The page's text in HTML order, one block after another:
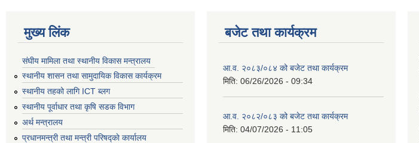
मुख्य लिंक
संघीय मामिला तथा स्थानीय विकास मन्त्रालय
स्थानीय शासन तथा सामुदायिक विकास कार्यक्रम
स्थानीय तहको लागि ICT ब्लग
स्थानीय पूर्वाधार तथा कृषि सडक विभाग
अर्थ मन्त्रालय
प्रधानमन्त्री तथा मन्त्री परिषद्काे कार्यालय
बजेट तथा कार्यक्रम
आ.व. २०८३/०८४ को बजेट तथा कार्यक्रम
मिति: 06/26/2026 - 09:34
आ.व. २०८२/०८३ को बजेट तथा कार्यक्रम
मिति: 04/07/2026 - 11:05